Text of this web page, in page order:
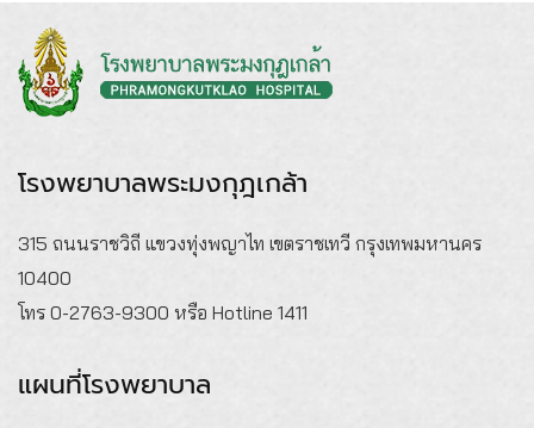
โรงพยาบาลพระมงกุฎเกล้า
315 ถนนราชวิถี แขวงทุ่งพญาไท เขตราชเทวี กรุงเทพมหานคร
10400
โทร 0-2763-9300 หรือ Hotline 1411
แผนที่โรงพยาบาล